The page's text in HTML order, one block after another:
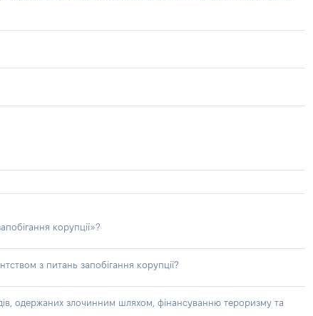
корупції»?
з питань запобігання корупції?
одержаних злочинним шляхом, фінансуванню тероризму та